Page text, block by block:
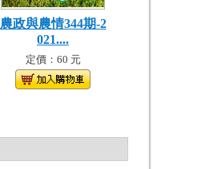
農政與農情344期-2
021....
定價：60 元